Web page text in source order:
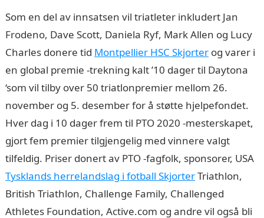
Som en del av innsatsen vil triatleter inkludert Jan
Frodeno, Dave Scott, Daniela Ryf, Mark Allen og Lucy
Charles donere tid Montpellier HSC Skjorterog varer i
en global premie -trekning kalt ’10 dager til Daytona
‘som vil tilby over 50 triatlonpremier mellom 26.
november og 5. desember for å støtte hjelpefondet.
Hver dag i 10 dager frem til PTO 2020 -mesterskapet,
gjort fem premier tilgjengelig med vinnere valgt
tilfeldig. Priser donert av PTO -fagfolk, sponsorer, USA
Tysklands herrelandslag i fotball SkjorterTriathlon,
British Triathlon, Challenge Family, Challenged
Athletes Foundation, Active.com og andre vil også bli